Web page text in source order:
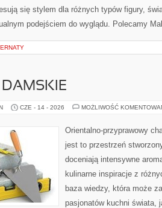
się stylem dla różnych typów figury,
podejściem do wyglądu. Polecamy
DAMSKIE
CZE - 14 - 2026 MOŻLIWOŚĆ
Orientalno-przyprawowy
jest to przestrzeń
doceniają intensywne
kulinarne inspiracje z
baza wiedzy, która może
pasjonatów kuchni świata,